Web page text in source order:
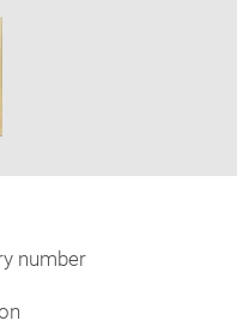
number